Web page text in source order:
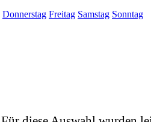
Donnerstag Freitag Samstag Sonntag